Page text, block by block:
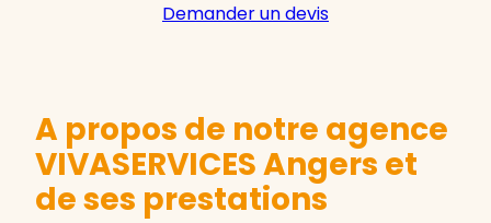
Demander un devis
A propos de notre agence
VIVASERVICES Angers et
de ses prestations